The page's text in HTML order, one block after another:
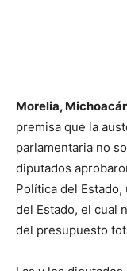
Morelia,
premisa que la
parlamentaria no
diputados
Política del
del Estado, el cual
del presupuesto